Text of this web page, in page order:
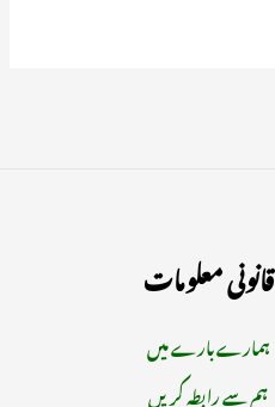
قانونی معلومات
ہمارے بارے میں
ہم سے رابطہ کریں